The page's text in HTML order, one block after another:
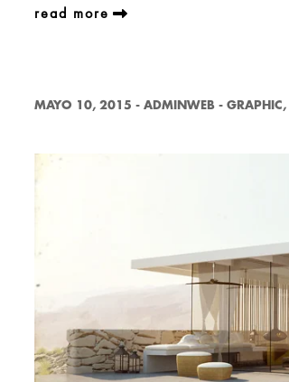
read more
MAYO 10, 2015 - ADMINWEB - GRAPHIC,